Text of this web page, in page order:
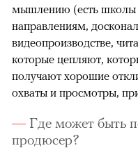
мышлению (есть
направлениям,
видеопроизводстве,
которые цепляют,
получают хорошие
охваты и просмотры,
Где может быть
продюсер?